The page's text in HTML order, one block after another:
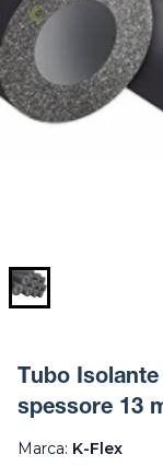
Tubo
spessore 13
Marca: K-Flex